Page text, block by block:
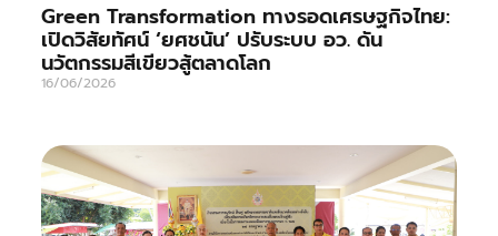
Green Transformation ทางรอดเศรษฐกิจไทย:
เปิดวิสัยทัศน์ ‘ยศชนัน’ ปรับระบบ อว. ดัน
นวัตกรรมสีเขียวสู้ตลาดโลก
16/06/2026